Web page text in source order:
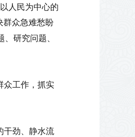
人民为中心的
群众急难愁盼
研究问题、
众工作，抓实
干劲、静水流